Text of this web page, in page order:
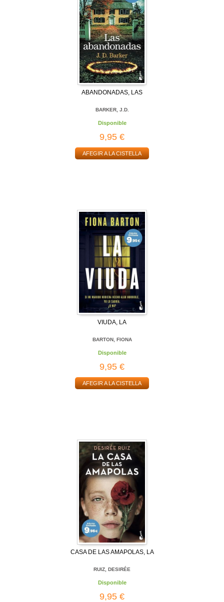
ABANDONADAS, LAS
BARKER, J.D.
Disponible
9,95 €
AFEGIR A LA CISTELLA
VIUDA, LA
BARTON, FIONA
Disponible
9,95 €
AFEGIR A LA CISTELLA
CASA DE LAS AMAPOLAS, LA
RUIZ, DESIRÉE
Disponible
9,95 €